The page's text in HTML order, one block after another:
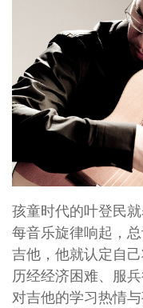
孩童时代的叶登民
每音乐旋律响起，
吉他，他就认定自
历经经济困难、服
对吉他的学习热情